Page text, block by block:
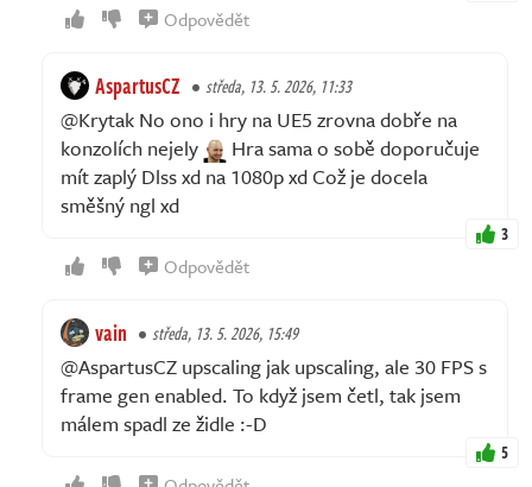
Odpovědět
AspartusCZ středa, 13. 5. 2026, 11:33
@Krytak No ono i hry na UE5 zrovna dobře na
konzolích nejely
Hra sama o sobě doporučuje
mít zaplý Dlss xd na 1080p xd Což je docela
směšný ngl xd
3
Odpovědět
vain středa, 13. 5. 2026, 15:49
@AspartusCZ upscaling jak upscaling, ale 30 FPS s
frame gen enabled. To když jsem četl, tak jsem
málem spadl ze židle :-D
5